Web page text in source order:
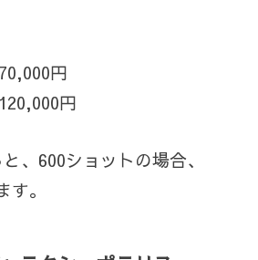
円
円
、600ショットの場合、
。